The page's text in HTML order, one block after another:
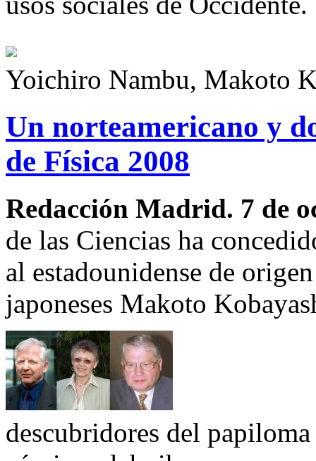
Yoichiro Nambu, Makoto
Un norteamericano y
de Física 2008
Redacción Madrid. 7 de
de las Ciencias ha
al estadounidense de
japoneses Makoto
descubridores del